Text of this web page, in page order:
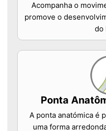
Acompanha o
promove o
do
Ponta
A ponta anatómica é
uma forma